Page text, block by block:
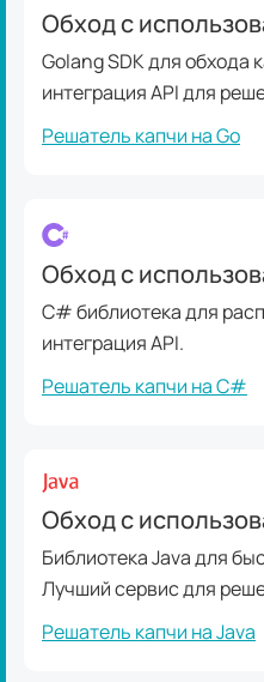
Обход с
Golang SDK для обхода
интеграция API для
Решатель капчи на Go
Обход с
C# библиотека для
интеграция API.
Решатель капчи на C#
Обход с
Библиотека Java для
Лучший сервис для
Решатель капчи на Java